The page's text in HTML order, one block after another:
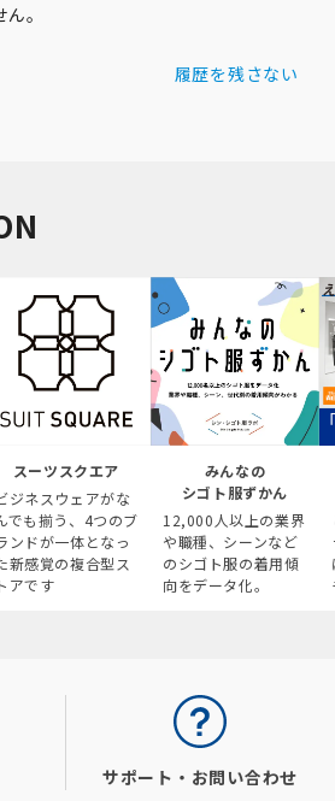
。
履歴を残さない
スーツスクエア
ジネスウェアがな
でも揃う、4つのブ
ンドが一体となっ
新感覚の複合型ス
アです
みんなの
シゴト服ずかん
12,000人以上の業界
や職種、シーンなど
のシゴト服の着用傾
向をデータ化。
サポート・お問い合わせ